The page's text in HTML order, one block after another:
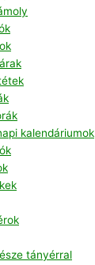
kalendáriumok
tányérral